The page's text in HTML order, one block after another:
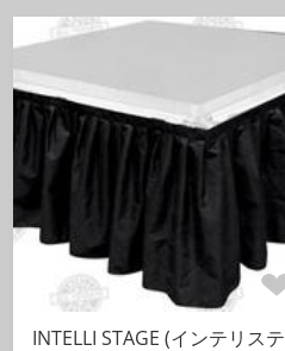
INTELLI STAGE (インテリステ